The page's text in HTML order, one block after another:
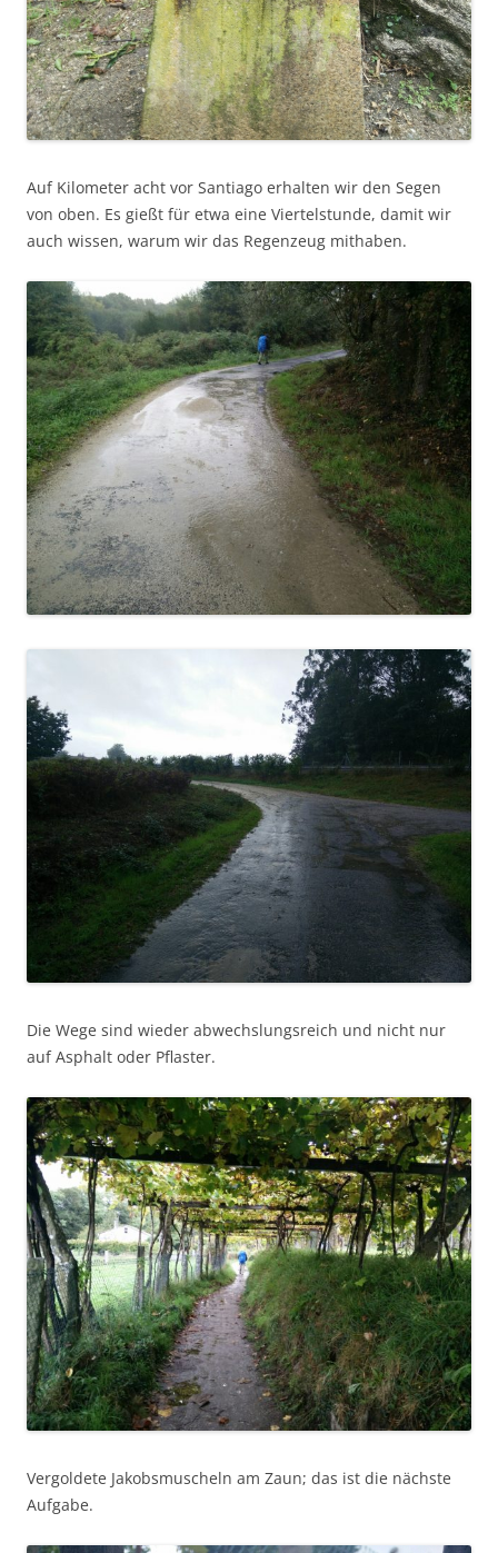
Auf Kilometer acht vor Santiago erhalten wir den Segen
von oben. Es gießt für etwa eine Viertelstunde, damit wir
auch wissen, warum wir das Regenzeug mithaben.
Die Wege sind wieder abwechslungsreich und nicht nur
auf Asphalt oder Pflaster.
Vergoldete Jakobsmuscheln am Zaun; das ist die nächste
Aufgabe.